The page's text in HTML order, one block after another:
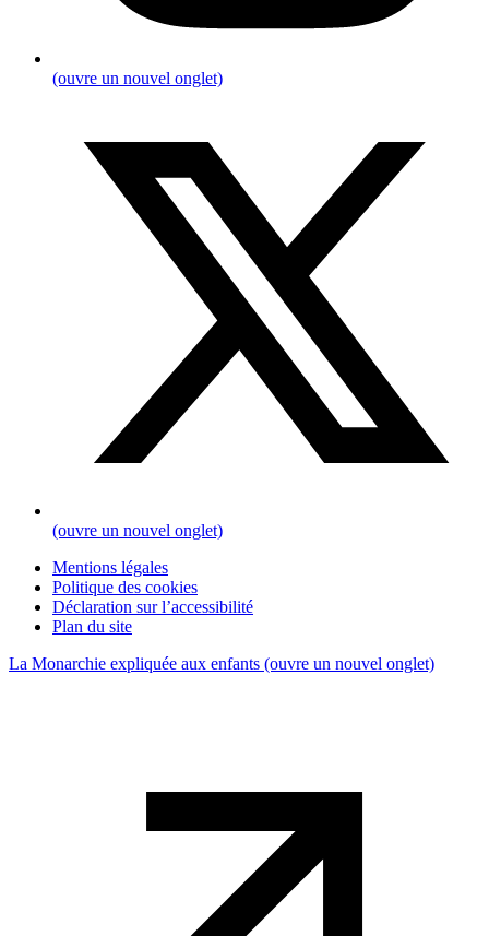
(ouvre un nouvel onglet)
(ouvre un nouvel onglet)
Mentions légales
Politique des cookies
Déclaration sur l’accessibilité
Plan du site
La Monarchie expliquée aux enfants (ouvre un nouvel onglet)